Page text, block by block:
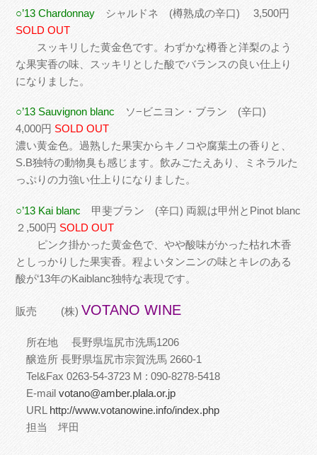
○’13 Chardonnay シャルドネ (樽熟成の辛口) 3,500円
SOLD OUT
スッキリした黄金色です。わずかな樽香と洋梨のよう
な果実香の味、スッキリとした酸でバランスの良い仕上り
になりました。
○’13 Sauvignon blanc ソ−ビニヨン・ブラン (辛口)
4,000円SOLD OUT
濃い黄金色。過熟した果実からキノコや腐葉土の香りと、
S.B独特の動物臭も感じます。飲みごたえあり、ミネラルた
っぷりの力強い仕上りになりました。
○’13 Kai blanc 甲斐ブラン (辛口) 両親は甲州とPinot blanc
２,500円 SOLD OUT
ピンク掛かった黄金色で、やや酸味がかった枯れ木香
としっかりした果実香。程よいタンニンの味とキレのある
酸が‘13年のKaiblanc独特な表現です。
販売 (株) VOTANO WINE
所在地 長野県塩尻市洗馬1206
醸造所 長野県塩尻市宗賀洗馬 2660-1
Tel&Fax 0263-54-3723 M : 090-8278-5418
E-mailvotano@amber.plala.or.jp
URL http://www.votanowine.info/index.php
担当 坪田